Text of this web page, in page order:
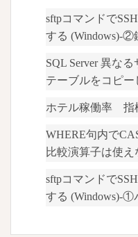
sftpコマンドで
する (Windows)-②
SQL Server 異な
テーブルをコピ
ホテル稼働率 指
WHERE句内で
比較演算子は使え
sftpコマンドで
する (Windows)-①